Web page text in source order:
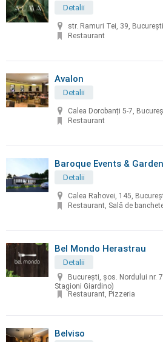
Detalii
str. Ramuri Tei, 39,
Restaurant
Avalon
Detalii
Calea Dorobanți 5-7,
Restaurant
Baroque Events & Garden
Detalii
Calea Rahovei, 145,
Restaurant, Sală de
Bel Mondo Herastrau
Detalii
București, șos. Nordului nr.
Stagioni Giardino)
Restaurant, Pizzeria
Belviso